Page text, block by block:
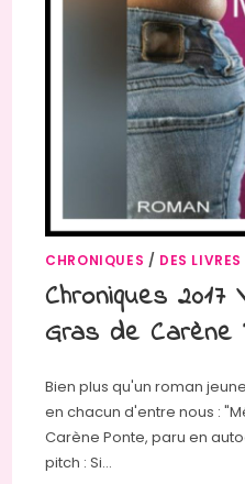
CHRONIQUES / DES
Chroniques
Gras de Carène
Bien plus qu'un roman
en chacun d'entre nous :
Carène Ponte, paru en
pitch : Si…